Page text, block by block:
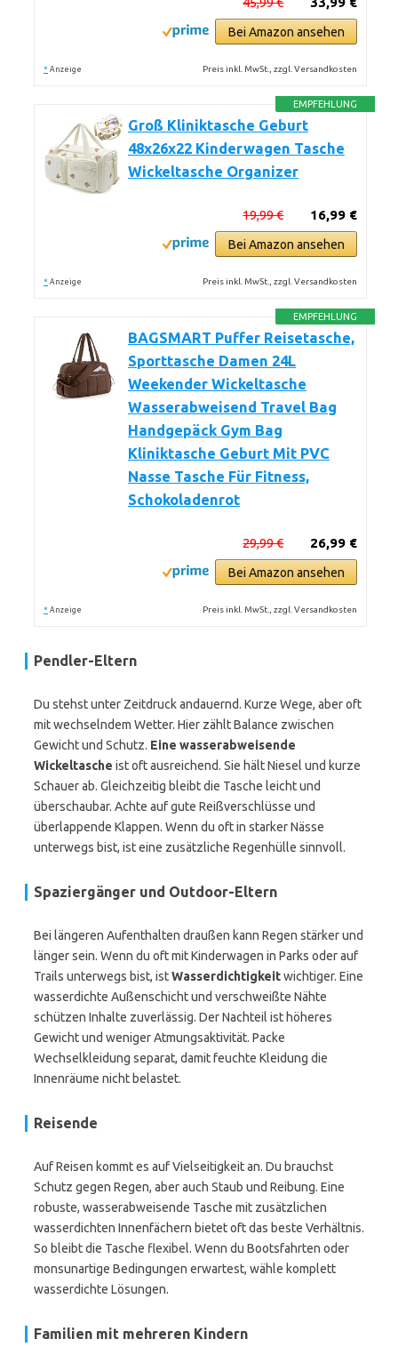
Bei Amazon ansehen
* Anzeige Preis inkl. MwSt., zzgl. Versandkosten
EMPFEHLUNG
Groß Kliniktasche Geburt
48x26x22 Kinderwagen Tasche
Wickeltasche Organizer
16,99 €
19,99 €
Bei Amazon ansehen
* Anzeige Preis inkl. MwSt., zzgl. Versandkosten
EMPFEHLUNG
BAGSMART Puffer Reisetasche,
Sporttasche Damen 24L
Weekender Wickeltasche
Wasserabweisend Travel Bag
Handgepäck Gym Bag
Kliniktasche Geburt Mit PVC
Nasse Tasche Für Fitness,
Schokoladenrot
26,99 €
29,99 €
Bei Amazon ansehen
* Anzeige Preis inkl. MwSt., zzgl. Versandkosten
Pendler-Eltern
Du stehst unter Zeitdruck andauernd. Kurze Wege, aber oft
mit wechselndem Wetter. Hier zählt Balance zwischen
Gewicht und Schutz. Eine wasserabweisende
Wickeltasche ist oft ausreichend. Sie hält Niesel und kurze
Schauer ab. Gleichzeitig bleibt die Tasche leicht und
überschaubar. Achte auf gute Reißverschlüsse und
überlappende Klappen. Wenn du oft in starker Nässe
unterwegs bist, ist eine zusätzliche Regenhülle sinnvoll.
Spaziergänger und Outdoor-Eltern
Bei längeren Aufenthalten draußen kann Regen stärker und
länger sein. Wenn du oft mit Kinderwagen in Parks oder auf
Trails unterwegs bist, istWasserdichtigkeitwichtiger. Eine
wasserdichte Außenschicht und verschweißte Nähte
schützen Inhalte zuverlässig. Der Nachteil ist höheres
Gewicht und weniger Atmungsaktivität. Packe
Wechselkleidung separat, damit feuchte Kleidung die
Innenräume nicht belastet.
Reisende
Auf Reisen kommt es auf Vielseitigkeit an. Du brauchst
Schutz gegen Regen, aber auch Staub und Reibung. Eine
robuste, wasserabweisende Tasche mit zusätzlichen
wasserdichten Innenfächern bietet oft das beste Verhältnis.
So bleibt die Tasche flexibel. Wenn du Bootsfahrten oder
monsunartige Bedingungen erwartest, wähle komplett
wasserdichte Lösungen.
Familien mit mehreren Kindern